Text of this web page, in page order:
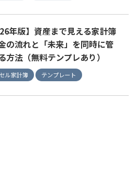
年版】資産まで見える家計簿
の流れと「未来」を同時に管
方法（無料テンプレあり）
ル家計簿 テンプレート